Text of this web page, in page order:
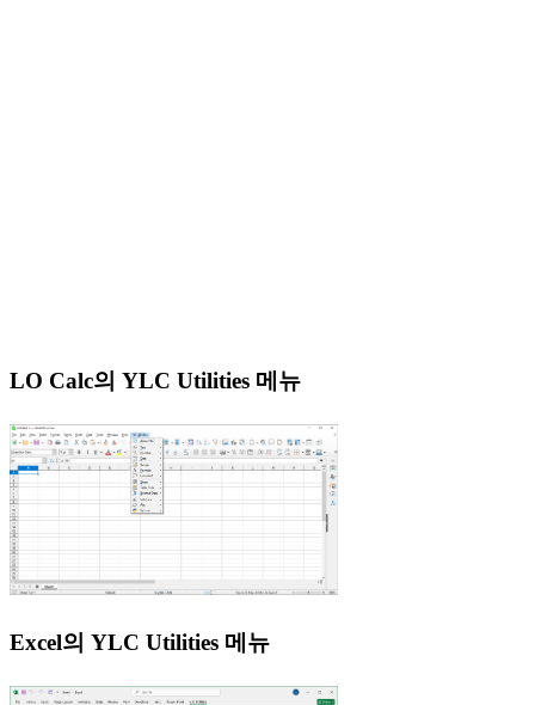
LO Calc의 YLC Utilities 메뉴
Excel의 YLC Utilities 메뉴